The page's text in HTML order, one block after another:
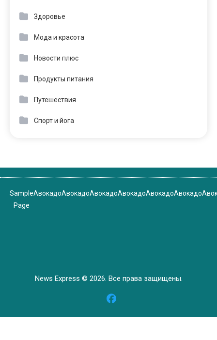
Здоровье
Мода и красота
Новости плюс
Продукты питания
Путешествия
Спорт и йога
Sample
Page
АвокадоАвокадоАвокадоАвокадоАвокадоАвокадо
News Express © 2026. Все права защищены.